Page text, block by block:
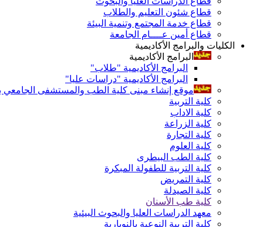
قطاع شئون التعليم والطلاب
قطاع خدمة المجتمع وتنمية البيئة
قطاع أمين عــــام الجامعة
الكليات والبرامج الأكاديمية
البرامج الأكاديمية
البرامج الأكاديمية "طلاب"
البرامج الأكاديمية "دراسات عليا"
موقع إنشاء مبنى كلية الطب والمستشفى الجامعي
كلية التربية
كلية الاداب
كلية الزراعة
كلية التجارة
كلية العلوم
كلية الطب البيطرى
كلية التربية للطفولة المبكرة
كلية التمريض
كلية الصيدلة
كلية طب الأسنان
معهد الدراسات العليا والبحوث البيئية
كلية التربية النوعية بالنوبارية